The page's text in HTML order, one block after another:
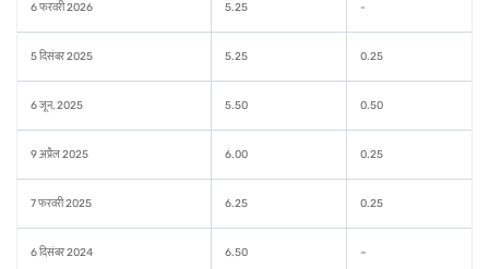
6 फरवरी 2026 5.25 -
5 दिसंबर 2025 5.25 0.25
6 जून, 2025 5.50 0.50
9 अप्रैल 2025 6.00 0.25
7 फरवरी 2025 6.25 0.25
6 दिसंबर 2024 6.50 –